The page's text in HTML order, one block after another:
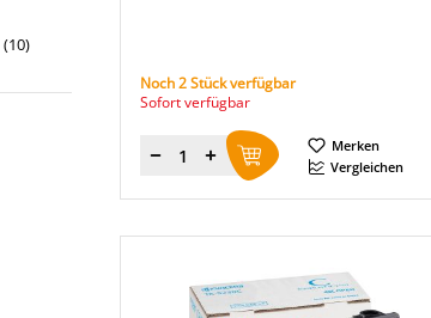
(10)
Noch 2 Stück verfügbar
Sofort verfügbar
Menge
Merken
Vergleichen